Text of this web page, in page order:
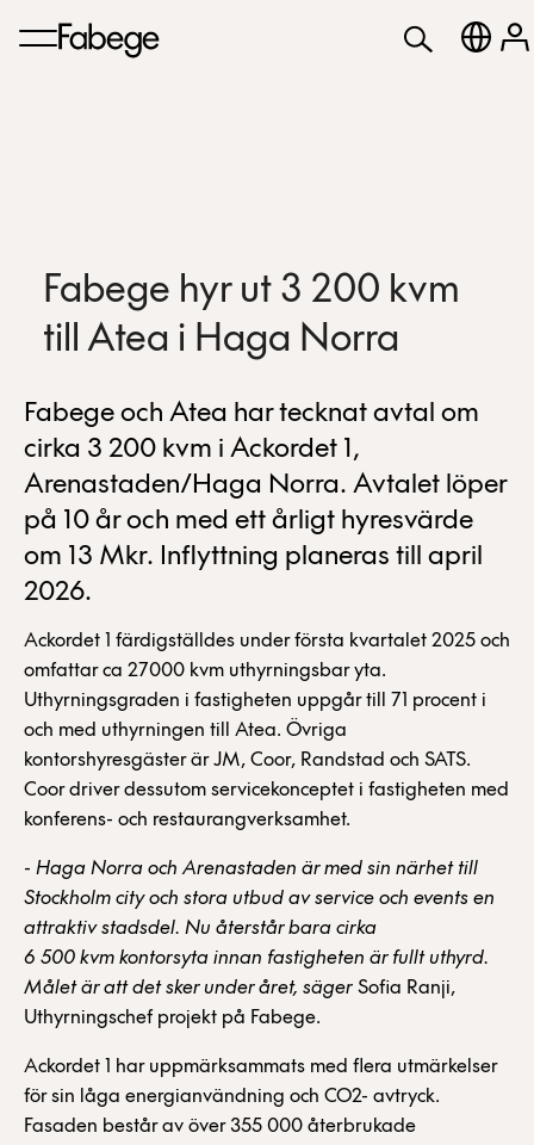
Fabege hyr ut 3 200 kvm
till Atea i Haga Norra
Fabege och Atea har tecknat avtal om
cirka 3 200 kvm i Ackordet 1,
Arenastaden/Haga Norra. Avtalet löper
på 10 år och med ett årligt hyresvärde
om 13 Mkr. Inflyttning planeras till april
2026.
Ackordet 1 färdigställdes under första kvartalet 2025 och
omfattar ca 27000 kvm uthyrningsbar yta.
Uthyrningsgraden i fastigheten uppgår till 71 procent i
och med uthyrningen till Atea. Övriga
kontorshyresgäster är JM, Coor, Randstad och SATS.
Coor driver dessutom servicekonceptet i fastigheten med
konferens- och restaurangverksamhet.
- Haga Norra och Arenastaden är med sin närhet till
Stockholm city och stora utbud av service och events en
attraktiv stadsdel. Nu återstår bara cirka
6 500 kvm kontorsyta innan fastigheten är fullt uthyrd.
Målet är att det sker under året, säger Sofia Ranji,
Uthyrningschef projekt på Fabege.
Ackordet 1 har uppmärksammats med flera utmärkelser
för sin låga energianvändning och CO2- avtryck.
Fasaden består av över 355 000 återbrukade